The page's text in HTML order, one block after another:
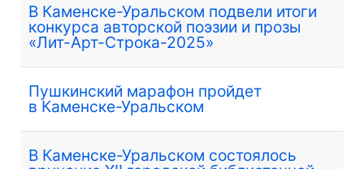
В Каменске-Уральском подвели итоги
конкурса авторской поэзии и прозы
«Лит-Арт-Строка-2025»
Пушкинский марафон пройдет
в Каменске-Уральском
В Каменске-Уральском состоялось